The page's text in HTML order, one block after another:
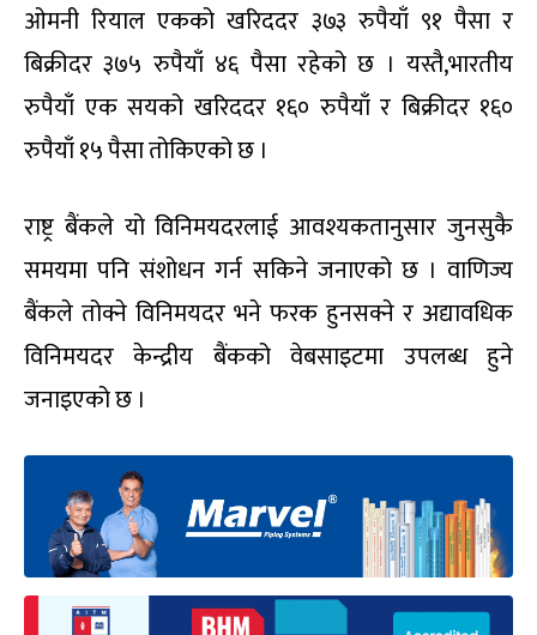
ओमनी रियाल एकको खरिददर ३७३ रुपैयाँ ९१ पैसा र
बिक्रीदर ३७५ रुपैयाँ ४६ पैसा रहेको छ । यस्तै,भारतीय
रुपैयाँ एक सयको खरिददर १६० रुपैयाँ र बिक्रीदर १६०
रुपैयाँ १५ पैसा तोकिएको छ ।
राष्ट्र बैंकले यो विनिमयदरलाई आवश्यकतानुसार जुनसुकै
समयमा पनि संशोधन गर्न सकिने जनाएको छ । वाणिज्य
बैंकले तोक्ने विनिमयदर भने फरक हुनसक्ने र अद्यावधिक
विनिमयदर केन्द्रीय बैंकको वेबसाइटमा उपलब्ध हुने
जनाइएको छ ।